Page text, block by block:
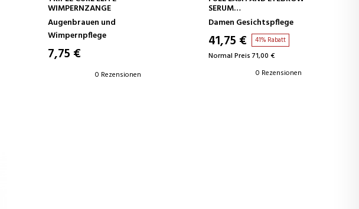
WIMPERNZANGE
Augenbrauen und
Wimpernpflege
7,75 €
0 Rezensionen
SERUM
AUGENBRAUEN- UND
WIMPERNBEHANDLUNG
Damen Gesichtspflege
41,75 € 41% Rabatt
Normal Preis 71,00 €
0 Rezensionen